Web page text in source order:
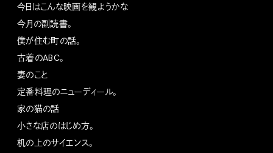
今日はこんな映画を観ようかな
今月の副読書。
僕が住む町の話。
古着のABC。
妻のこと
定番料理のニューディール。
家の猫の話
小さな店のはじめ方。
机の上のサイエンス。